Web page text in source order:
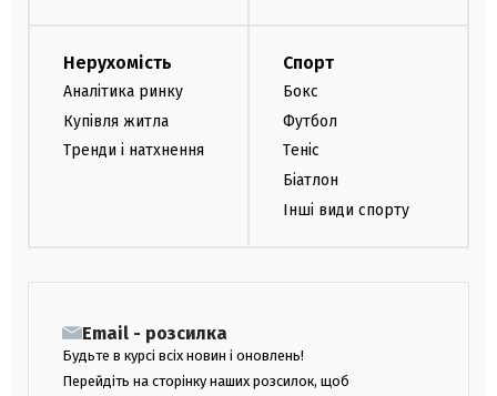
Нерухомість
Аналітика ринку
Купівля житла
Тренди і натхнення
Спорт
Бокс
Футбол
Теніс
Біатлон
Інші види спорту
Email - розсилка
Будьте в курсі всіх новин і оновлень!
Перейдіть на сторінку наших розсилок, щоб